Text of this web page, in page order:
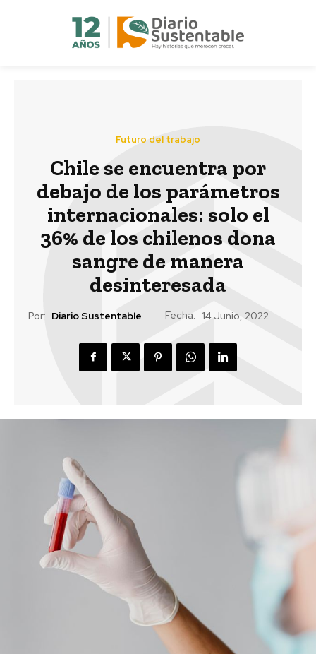
Futuro del trabajo
Chile se encuentra por
debajo de los parámetros
internacionales: solo el
36% de los chilenos dona
sangre de manera
desinteresada
Por: Diario Sustentable Fecha: 14 Junio, 2022